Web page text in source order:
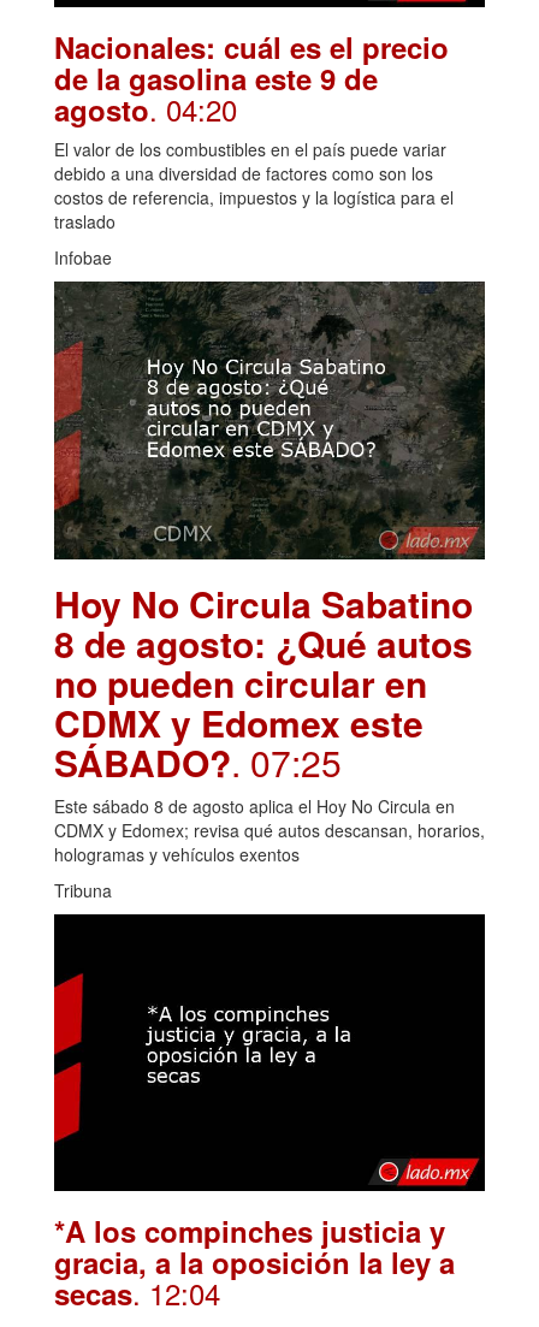
Nacionales: cuál es el precio
de la gasolina este 9 de
agosto. 04:20
El valor de los combustibles en el país puede variar
debido a una diversidad de factores como son los
costos de referencia, impuestos y la logística para el
traslado
Infobae
Hoy No Circula Sabatino
8 de agosto: ¿Qué autos
no pueden circular en
CDMX y Edomex este
SÁBADO?. 07:25
Este sábado 8 de agosto aplica el Hoy No Circula en
CDMX y Edomex; revisa qué autos descansan, horarios,
hologramas y vehículos exentos
Tribuna
*A los compinches justicia y
gracia, a la oposición la ley a
secas. 12:04